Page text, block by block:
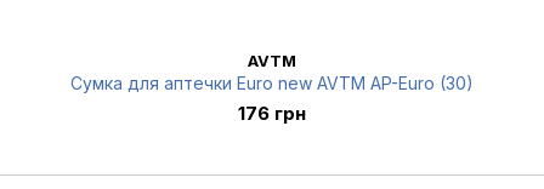
AVTM
Сумка для аптечки Euro new AVTM AP-Euro (30)
176 грн